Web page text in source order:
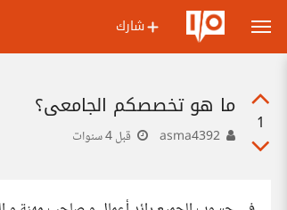
شارك
1
ما هو تخصصكم الجامعي؟
قبل 4 سنوات